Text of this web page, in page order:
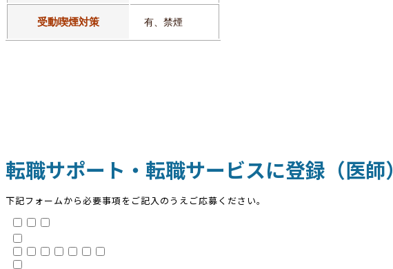
受動喫煙対策 有、禁煙
転職サポート・転職サービスに登録（医師）
下記フォームから必要事項をご記入のうえご応募ください。